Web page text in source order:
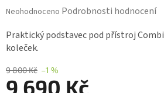
Průměrné
produktu
je
0,0
z 5
hvězdiček.
Neohodnoceno Podrobnosti hodnocení
Praktický podstavec pod přístroj
koleček.
9 800 Kč –1 %
9 690 Kč